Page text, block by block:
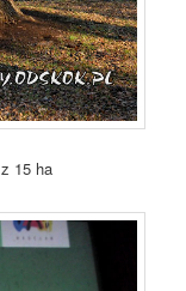
15 ha